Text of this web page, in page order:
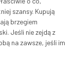
szansy. Kupują
brzegiem
Jeśli nie zejdą z
na zawsze, jeśli im